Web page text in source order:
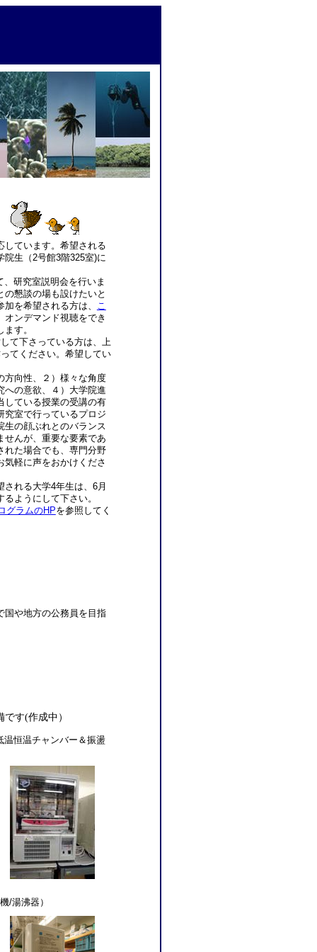
しています。希望される
生（2号館3階325室)に
、研究室説明会を行いま
懇談の場も設けたいと
を希望される方は、 こ
ンデマンド視聴をでき
す。
て下さっている方は、上
てください。希望してい
方向性、２）様々な角度
への意欲、４）大学院進
している授業の受講の有
究室で行っているプロジ
生の顔ぶれとのバランス
せんが、重要な要素であ
れた場合でも、専門分野
軽に声をおかけくださ
れる大学4年生は、6月
ようにして下さい。
グラムのHPを参照してく
国や地方の公務員を目指
す(作成中）
恒温チャンバー＆振盪
/湯沸器）